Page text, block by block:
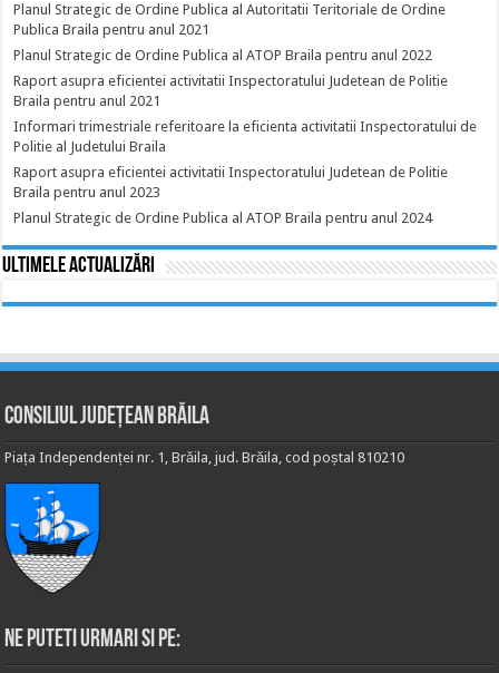
Planul Strategic de Ordine Publica al Autoritatii Teritoriale de Ordine
Publica Braila pentru anul 2021
Planul Strategic de Ordine Publica al ATOP Braila pentru anul 2022
Raport asupra eficientei activitatii Inspectoratului Judetean de Politie
Braila pentru anul 2021
Informari trimestriale referitoare la eficienta activitatii Inspectoratului de
Politie al Judetului Braila
Raport asupra eficientei activitatii Inspectoratului Judetean de Politie
Braila pentru anul 2023
Planul Strategic de Ordine Publica al ATOP Braila pentru anul 2024
Ultimele actualizări
Consiliul Județean Brăila
Piața Independenței nr. 1, Brăila, jud. Brăila, cod poștal 810210
Ne puteti urmari si pe: